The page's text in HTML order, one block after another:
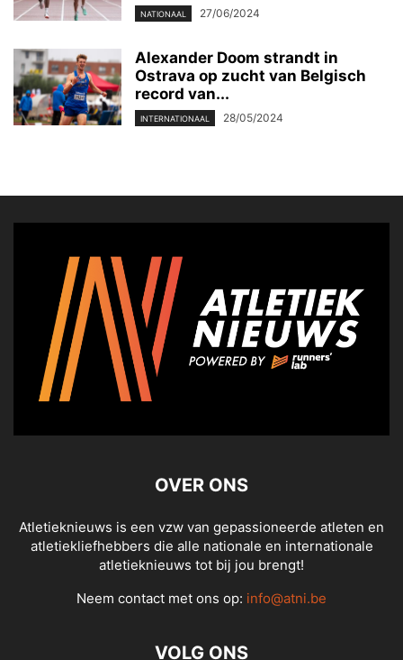
NATIONAAL 27/06/2024
Alexander Doom strandt in
Ostrava op zucht van Belgisch
record van...
INTERNATIONAAL 28/05/2024
OVER ONS
Atletieknieuws is een vzw van gepassioneerde atleten en
atletiekliefhebbers die alle nationale en internationale
atletieknieuws tot bij jou brengt!
Neem contact met ons op: info@atni.be
VOLG ONS